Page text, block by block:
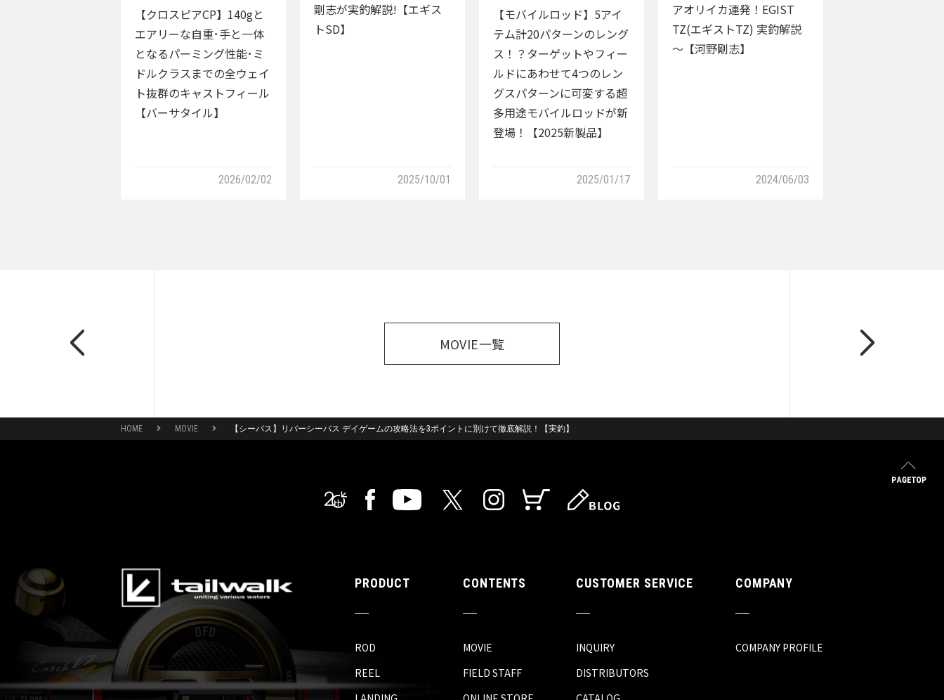
【クロスピアCP】140gと
エアリーな自重･手と一体
となるパーミング性能･ミ
ドルクラスまでの全ウェイ
ト抜群のキャストフィール
【バーサタイル】
2026/02/02
剛志が実釣解説!【エギス
トSD】
2025/10/01
【モバイルロッド】5アイ
テム計20パターンのレング
ス！？ターゲットやフィー
ルドにあわせて4つのレン
グスパターンに可変する超
多用途モバイルロッドが新
登場！【2025新製品】
2025/01/17
アオリイカ連発！EGIST
TZ(エギストTZ) 実釣解説
～【河野剛志】
2024/06/03
MOVIE一覧
HOME MOVIE 【シーバス】リバーシーバス デイゲームの攻略法を3ポイントに別けて徹底解説！【実釣】
PRODUCT
ROD
REEL
CONTENTS
MOVIE
FIELD STAFF
CUSTOMER SERVICE
INQUIRY
DISTRIBUTORS
COMPANY
COMPANY PROFILE